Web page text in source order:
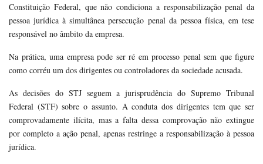
Constituição Federal, que não condiciona a responsabilização penal da
pessoa jurídica à simultânea persecução penal da pessoa física, em tese
responsável no âmbito da empresa.
Na prática, uma empresa pode ser ré em processo penal sem que figure
como corréu um dos dirigentes ou controladores da sociedade acusada.
As decisões do STJ seguem a jurisprudência do Supremo Tribunal
Federal (STF) sobre o assunto. A conduta dos dirigentes tem que ser
comprovadamente ilícita, mas a falta dessa comprovação não extingue
por completo a ação penal, apenas restringe a responsabilização à pessoa
jurídica.